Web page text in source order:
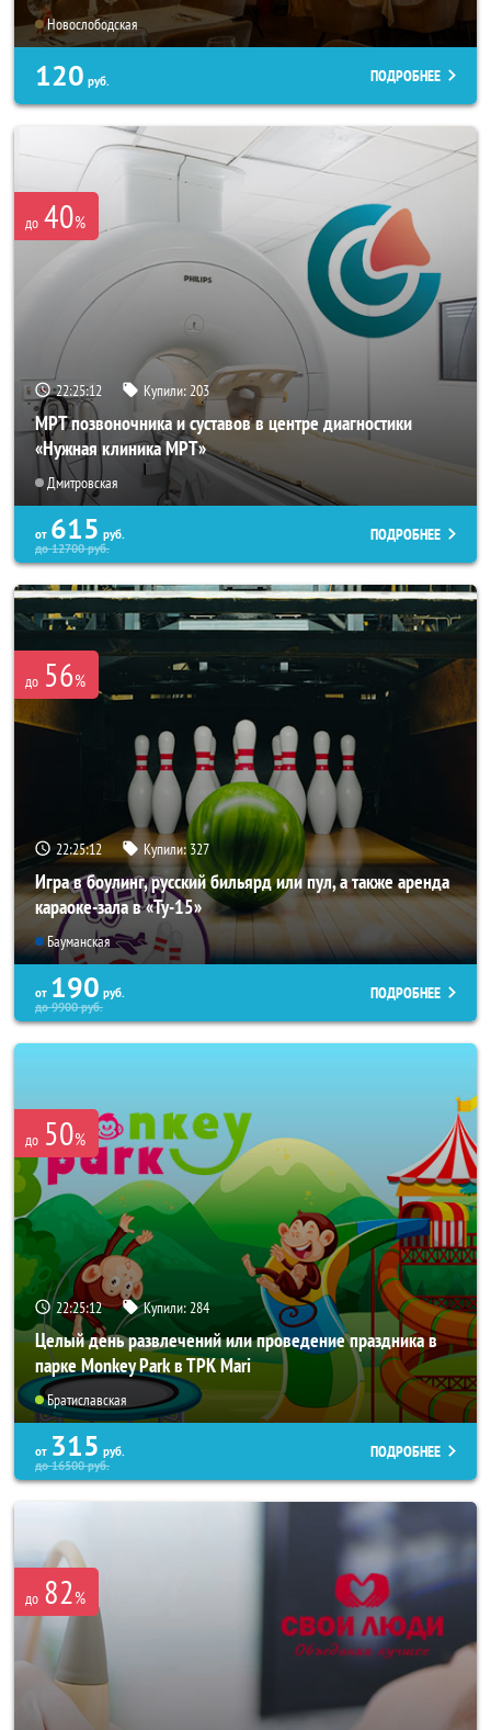
Новослободская
120 руб. ПОДРОБНЕЕ
до 40%
22:25:08 Купили: 203
МРТ позвоночника и суставов в центре диагностики
«Нужная клиника МРТ»
Дмитровская
от 615 руб.
до12700руб.
ПОДРОБНЕЕ
до 56%
22:25:08 Купили: 327
Игра в боулинг, русский бильярд или пул, а также аренда
караоке-зала в «Ту-15»
Бауманская
от 190 руб.
до9900руб.
ПОДРОБНЕЕ
до 50%
22:25:08 Купили: 284
Целый день развлечений или проведение праздника в
парке Monkey Park в ТРК Mari
Братиславская
от 315 руб.
до16500руб.
ПОДРОБНЕЕ
до 82%